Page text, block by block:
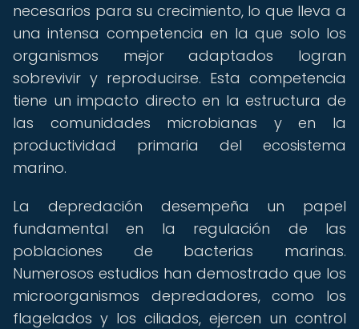
necesarios para su crecimiento, lo que lleva a
una intensa competencia en la que solo los
organismos mejor adaptados logran
sobrevivir y reproducirse. Esta competencia
tiene un impacto directo en la estructura de
las comunidades microbianas y en la
productividad primaria del ecosistema
marino.
La depredación desempeña un papel
fundamental en la regulación de las
poblaciones de bacterias marinas.
Numerosos estudios han demostrado que los
microorganismos depredadores, como los
flagelados y los ciliados, ejercen un control